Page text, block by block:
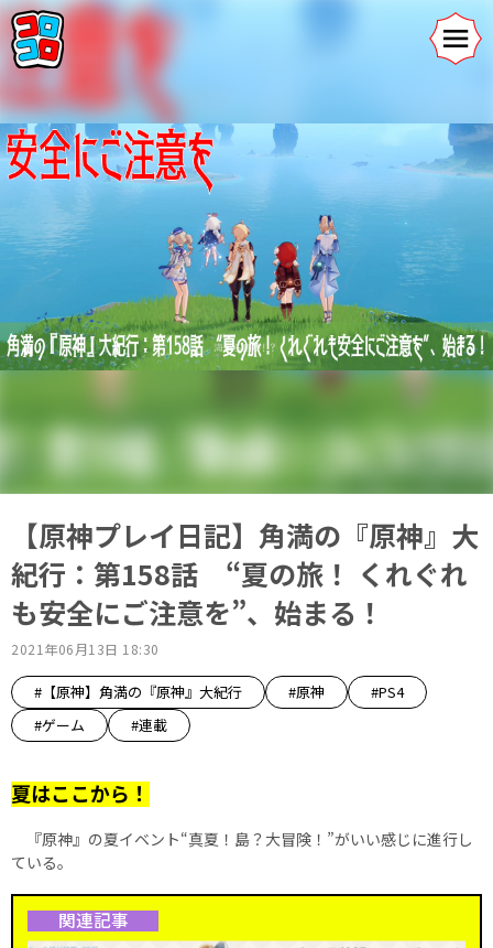
【原神プレイ日記】角満の『原神』大
紀行：第158話 “夏の旅！ くれぐれ
も安全にご注意を”、始まる！
2021年06月13日 18:30
#【原神】角満の『原神』大紀行 #原神
#PS4
#ゲーム
#連載
夏はここから！
『原神』の夏イベント“真夏！島？大冒険！”がいい感じに進行し
ている。
関連記事